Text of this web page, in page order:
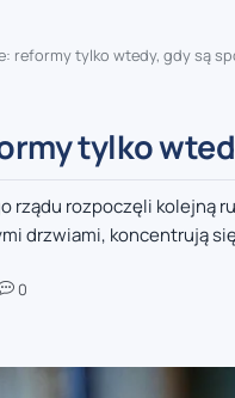
reformy tylko wtedy, gdy są
tylko
rządu rozpoczęli kolejną
drzwiami, koncentrują
0